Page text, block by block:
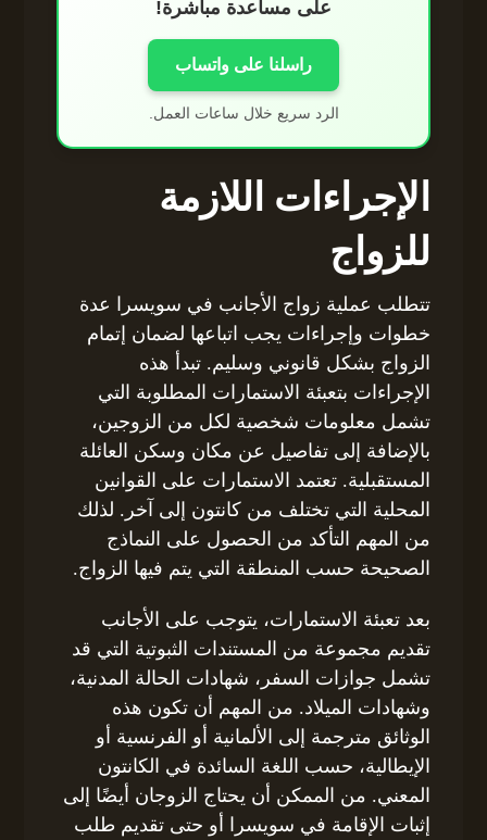
على مساعدة مباشرة!
راسلنا على واتساب
الرد سريع خلال ساعات العمل.
الإجراءات اللازمة
للزواج
تتطلب عملية زواج الأجانب في سويسرا عدة
خطوات وإجراءات يجب اتباعها لضمان إتمام
الزواج بشكل قانوني وسليم. تبدأ هذه
الإجراءات بتعبئة الاستمارات المطلوبة التي
تشمل معلومات شخصية لكل من الزوجين،
بالإضافة إلى تفاصيل عن مكان وسكن العائلة
المستقبلية. تعتمد الاستمارات على القوانين
المحلية التي تختلف من كانتون إلى آخر. لذلك
من المهم التأكد من الحصول على النماذج
الصحيحة حسب المنطقة التي يتم فيها الزواج.
بعد تعبئة الاستمارات، يتوجب على الأجانب
تقديم مجموعة من المستندات الثبوتية التي قد
تشمل جوازات السفر، شهادات الحالة المدنية،
وشهادات الميلاد. من المهم أن تكون هذه
الوثائق مترجمة إلى الألمانية أو الفرنسية أو
الإيطالية، حسب اللغة السائدة في الكانتون
المعني. من الممكن أن يحتاج الزوجان أيضًا إلى
إثبات الإقامة في سويسرا أو حتى تقديم طلب